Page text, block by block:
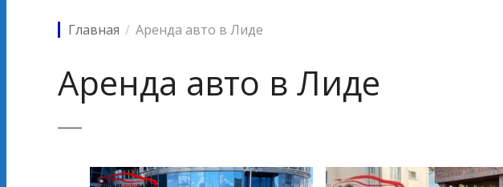
Главная Аренда авто в Лиде
Аренда авто в Лиде